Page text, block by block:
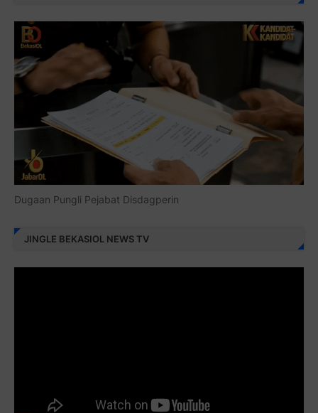
Dugaan Pungli Pejabat Disdagperin
JINGLE BEKASIOL NEWS TV